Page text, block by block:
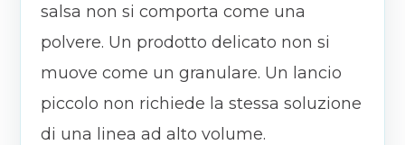
salsa non si comporta come una
polvere. Un prodotto delicato non si
muove come un granulare. Un lancio
piccolo non richiede la stessa soluzione
di una linea ad alto volume.